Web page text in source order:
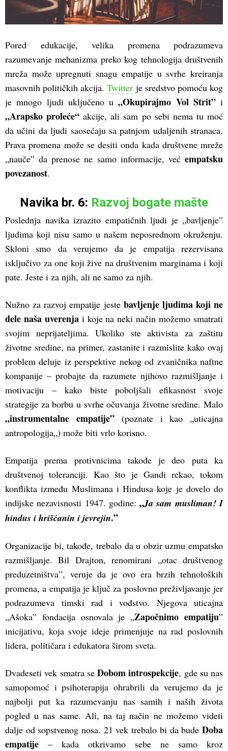
Pored edukacije, velika promena podrazumeva
razumevanje mehanizma preko kog tehnologija društvenih
mreža može upregnuti snagu empatije u svrhe kreiranja
masovnih političkih akcija.Twitter je sredstvo pomoću kog
je mnogo ljudi uključeno u„Okupirajmo Vol Strit”i
„Arapsko proleće“ akcije, ali sam po sebi nema tu moć
da učini da ljudi saosećaju sa patnjom udaljenih stranaca.
Prava promena može se desiti onda kada društvene mreže
„nauče” da prenose ne samo informacije, već empatsku
povezanost.
Navika br. 6: Razvoj bogate mašte
Poslednja navika izrazito empatičnih ljudi je „bavljenje”
ljudima koji nisu samo u našem neposrednom okruženju.
Skloni smo da verujemo da je empatija rezervisana
isključivo za one koji žive na društvenim marginama i koji
pate. Jeste i za njih, ali ne samo za njih.
Nužno za razvoj empatije jeste bavljenje ljudima koji ne
dele naša uverenjai koje na neki način možemo smatrati
svojim neprijateljima. Ukoliko ste aktivista za zaštitu
životne sredine, na primer, zastanite i razmislite kako ovaj
problem deluje iz perspektive nekog od zvaničnika naftne
kompanije – probajte da razumete njihovo razmišljanje i
motivaciju – kako biste poboljšali efikasnost svoje
strategije za borbu u svrhe očuvanja životne sredine. Malo
„instrumentalne empatije”(poznate i kao „uticajna
antropologija„) može biti vrlo korisno.
Empatija prema protivnicima takođe je deo puta ka
društvenoj toleranciji. Kao što je Gandi rekao, tokom
konflikta između Muslimana i Hindusa koje je dovelo do
indijske nezavisnosti 1947. godine:„Ja sam musliman! I
hindus i hrišćanin i jevrejin.”
Organizacije bi, takođe, trebalo da u obzir uzmu empatsko
razmišljanje. Bil Drajton, renomirani „otac društvenog
preduzetništva”, veruje da je ovo era brzih tehnoloških
promena, a empatija je ključ za poslovno preživljavanje jer
podrazumeva timski rad i vođstvo. Njegova uticajna
„Ašoka” fondacija osnovala je „Započnimo empatiju”
inicijativu, koja svoje ideje primenjuje na rad poslovnih
lidera, političara i edukatora širom sveta.
Dvadeseti vek smatra se Dobom introspekcije, gde su nas
samopomoć i psihoterapija ohrabrili da verujemo da je
najbolji put ka razumevanju nas samih i naših života
pogled u nas same. Ali, na taj način ne možemo videti
dalje od sopstvenog nosa. 21 vek trebalo bi da bude Doba
empatije – kada otkrivamo sebe ne samo kroz